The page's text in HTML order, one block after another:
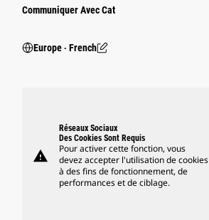
Communiquer Avec Cat
Europe ‧ French
warning
Réseaux Sociaux
Des Cookies Sont Requis
Pour activer cette fonction, vous
devez accepter l'utilisation de cookies
à des fins de fonctionnement, de
performances et de ciblage.